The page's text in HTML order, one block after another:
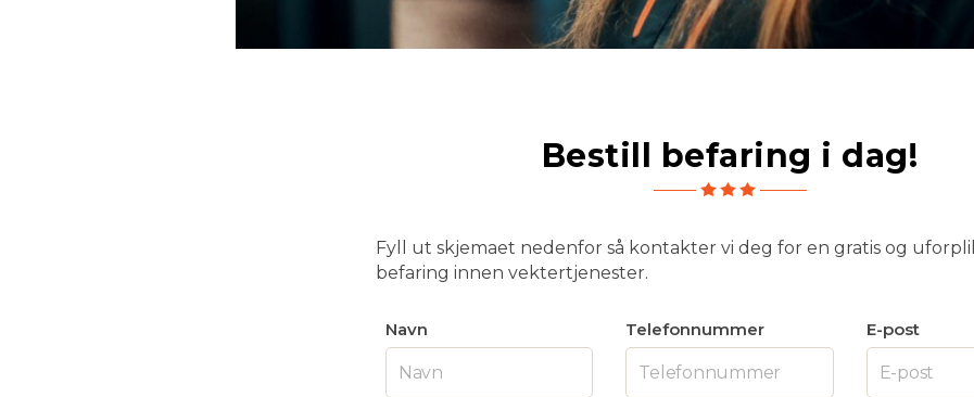
Bestill befaring i dag!
Fyll ut skjemaet nedenfor så kontakter vi deg for en gratis og
befaring innen vektertjenester.
Navn Telefonnummer E-post